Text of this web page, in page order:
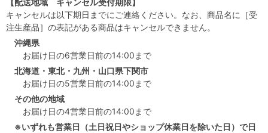
【配送地域 キャンセル受付期限】
キャンセルは以下期日までにご連絡ください。なお、商品名に［受
注生産品］の表記がある商品はキャンセルできません。
沖縄県
お届け日の6営業日前の14:00まで
北海道・東北・九州・山口県下関市
お届け日の5営業日前の14:00まで
その他の地域
お届け日の4営業日前の14:00まで
※いずれも営業日（土日祝日やショップ休業日を除いた日）で日